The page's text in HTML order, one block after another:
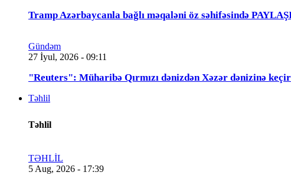
Tramp Azərbaycanla bağlı məqaləni öz səhifəsində
Gündəm
27 İyul, 2026 - 09:11
"Reuters": Müharibə Qırmızı dənizdən Xəzər dənizinə keçir
Təhlil
Təhlil
TƏHLİL
5 Aug, 2026 - 17:39